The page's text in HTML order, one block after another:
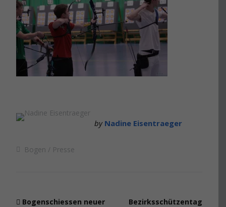
by Nadine Eisentraeger
Bogen Presse
Bogenschiessen neuer
Bezirksschützentag